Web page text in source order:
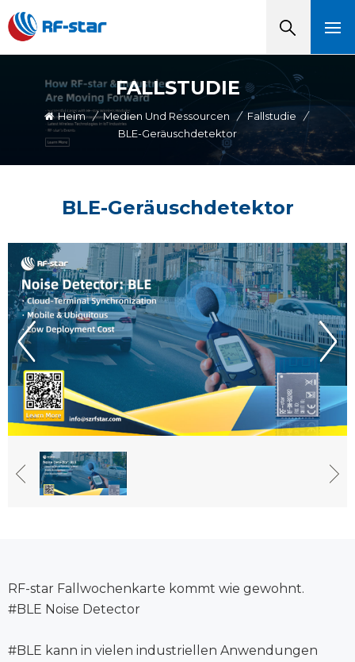
FALLSTUDIE
Heim / Medien Und Ressourcen / Fallstudie
/
BLE-Geräuschdetektor
BLE-Geräuschdetektor
RF-star Fallwochenkarte kommt wie gewohnt.
#BLE Noise Detector
#BLE kann in vielen industriellen Anwendungen